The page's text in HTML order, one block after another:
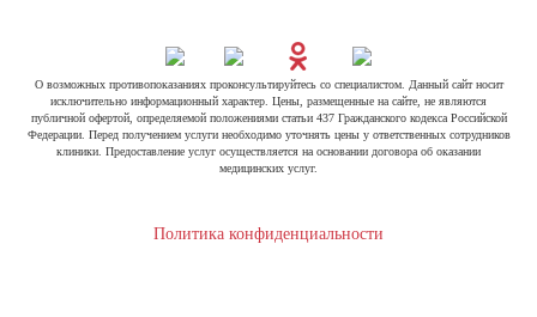
О возможных противопоказаниях проконсультируйтесь со специалистом. Данный сайт носит
исключительно информационный характер. Цены, размещенные на сайте, не являются
публичной офертой, определяемой положениями статьи 437 Гражданского кодекса Российской
Федерации. Перед получением услуги необходимо уточнять цены у ответственных сотрудников
клиники. Предоставление услуг осуществляется на основании договора об оказании
медицинских услуг.
Политика конфиденциальности